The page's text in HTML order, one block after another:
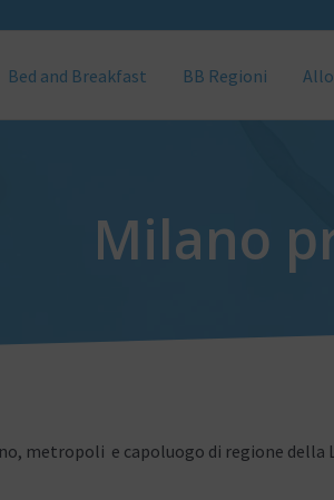
Bed and Breakfast BB Regioni
Milano
metropoli e capoluogo di regione